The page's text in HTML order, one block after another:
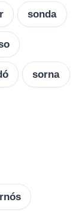
sonda
sorna